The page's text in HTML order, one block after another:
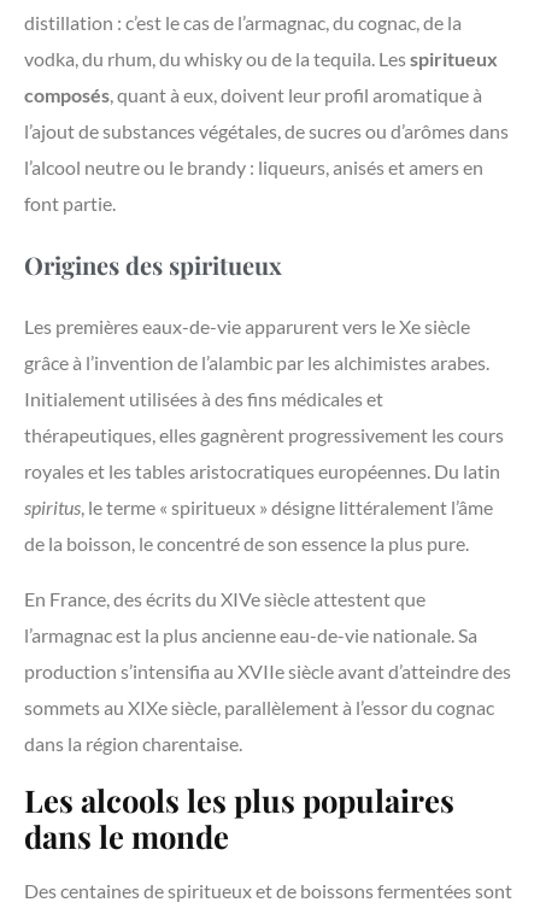
distillation : c’est le cas de l’armagnac, du cognac, de la
vodka, du rhum, du whisky ou de la tequila. Lesspiritueux
composés, quant à eux, doivent leur profil aromatique à
l’ajout de substances végétales, de sucres ou d’arômes dans
l’alcool neutre ou le brandy : liqueurs, anisés et amers en
font partie.
Origines des spiritueux
Les premières eaux-de-vie apparurent vers le Xe siècle
grâce à l’invention de l’alambic par les alchimistes arabes.
Initialement utilisées à des fins médicales et
thérapeutiques, elles gagnèrent progressivement les cours
royales et les tables aristocratiques européennes. Du latin
spiritus, le terme « spiritueux » désigne littéralement l’âme
de la boisson, le concentré de son essence la plus pure.
En France, des écrits du XIVe siècle attestent que
l’armagnac est la plus ancienne eau-de-vie nationale. Sa
production s’intensifia au XVIIe siècle avant d’atteindre des
sommets au XIXe siècle, parallèlement à l’essor du cognac
dans la région charentaise.
Les alcools les plus populaires
dans le monde
Des centaines de spiritueux et de boissons fermentées sont